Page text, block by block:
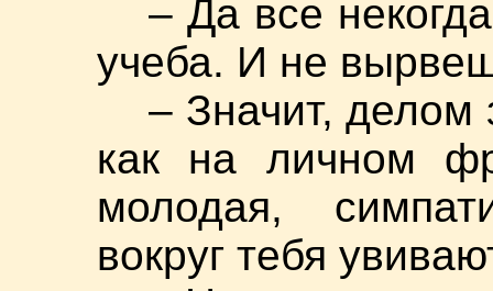
– Да все
учеба. И не
– Значит,
как на личном
молодая,
вокруг тебя